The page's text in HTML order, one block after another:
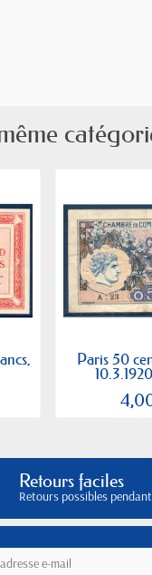
Paris 50
Retours faciles
Retours possibles